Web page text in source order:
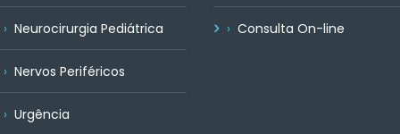
Neurocirurgia Pediátrica
Nervos Periféricos
Urgência
Consulta On-line